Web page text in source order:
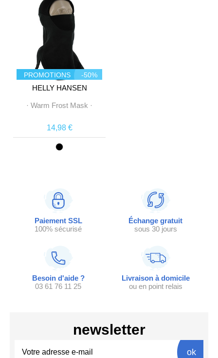
PROMOTIONS -50%
HELLY HANSEN
· Warm Frost Mask ·
14,98 €
Paiement SSL
100% sécurisé
Échange gratuit
sous 30 jours
Besoin d'aide ?
03 61 76 11 25
Livraison à domicile
ou en point relais
newsletter
ok